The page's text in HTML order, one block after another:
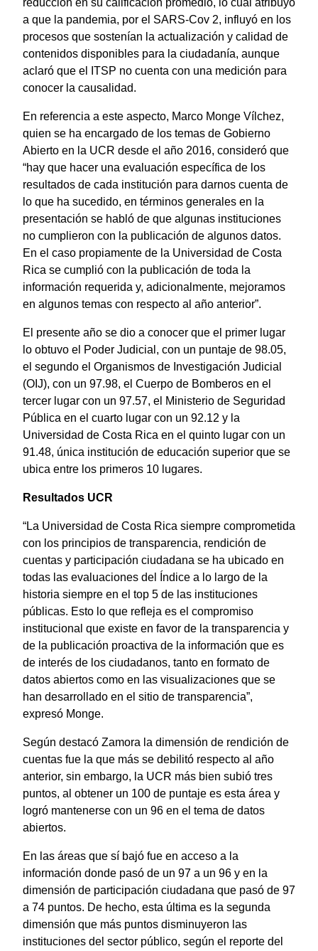
a que la pandemia, por el SARS-Cov 2, influyó en los
procesos que sostenían la actualización y calidad de
contenidos disponibles para la ciudadanía, aunque
aclaró que el ITSP no cuenta con una medición para
conocer la causalidad.
En referencia a este aspecto, Marco Monge Vílchez,
quien se ha encargado de los temas de Gobierno
Abierto en la UCR desde el año 2016, consideró que
“hay que hacer una evaluación específica de los
resultados de cada institución para darnos cuenta de
lo que ha sucedido, en términos generales en la
presentación se habló de que algunas instituciones
no cumplieron con la publicación de algunos datos.
En el caso propiamente de la Universidad de Costa
Rica se cumplió con la publicación de toda la
información requerida y, adicionalmente, mejoramos
en algunos temas con respecto al año anterior”.
El presente año se dio a conocer que el primer lugar
lo obtuvo el Poder Judicial, con un puntaje de 98.05,
el segundo el Organismos de Investigación Judicial
(OIJ), con un 97.98, el Cuerpo de Bomberos en el
tercer lugar con un 97.57, el Ministerio de Seguridad
Pública en el cuarto lugar con un 92.12 y la
Universidad de Costa Rica en el quinto lugar con un
91.48, única institución de educación superior que se
ubica entre los primeros 10 lugares.
Resultados UCR
“La Universidad de Costa Rica siempre comprometida
con los principios de transparencia, rendición de
cuentas y participación ciudadana se ha ubicado en
todas las evaluaciones del Índice a lo largo de la
historia siempre en el top 5 de las instituciones
públicas. Esto lo que refleja es el compromiso
institucional que existe en favor de la transparencia y
de la publicación proactiva de la información que es
de interés de los ciudadanos, tanto en formato de
datos abiertos como en las visualizaciones que se
han desarrollado en el sitio de transparencia”,
expresó Monge.
Según destacó Zamora la dimensión de rendición de
cuentas fue la que más se debilitó respecto al año
anterior, sin embargo, la UCR más bien subió tres
puntos, al obtener un 100 de puntaje es esta área y
logró mantenerse con un 96 en el tema de datos
abiertos.
En las áreas que sí bajó fue en acceso a la
información donde pasó de un 97 a un 96 y en la
dimensión de participación ciudadana que pasó de 97
a 74 puntos. De hecho, esta última es la segunda
dimensión que más puntos disminuyeron las
instituciones del sector público, según el reporte del